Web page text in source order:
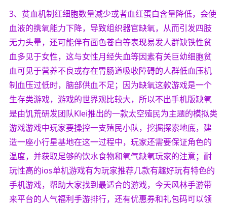
3、贫血机制红细胞数量减少或者血红蛋白含量降低，会使
血液的携氧能力下降，导致组织器官缺氧，从而引发四肢
无力头晕，还可能伴有面色苍白等表现易发人群缺铁性贫
血多见于女性，这与女性月经失血等因素有关巨幼细胞贫
血可见于营养不良或存在胃肠道吸收障碍的人群低血压机
制血压过低时，脑部供血不足；因为缺氧这款游戏是一个
生存类游戏，游戏的世界观比较大，所以不出手机版缺氧
是由饥荒研发团队Klei推出的一款太空殖民为主题的模拟类
游戏游戏中玩家要操控一支殖民小队，挖掘探索地底，建
造一座小行星基地在这一过程中，玩家还需要保证角色的
温度，并获取足够的饮水食物和氧气缺氧玩家的注意；耐
玩性高的ios单机游戏有为玩家推荐几款有趣好玩有特色的
手机游戏，帮助大家找到最适合的游戏，今天风林手游带
来平台的人气福利手游排行，还有优惠券和礼包码可以领